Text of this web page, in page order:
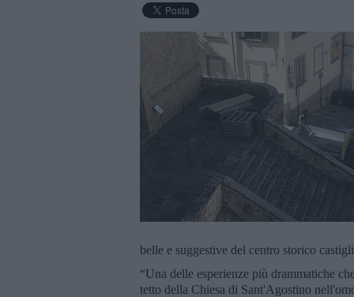
belle e suggestive del centro storico
“Una delle esperienze più drammatiche
tetto della Chiesa di Sant'Agostino